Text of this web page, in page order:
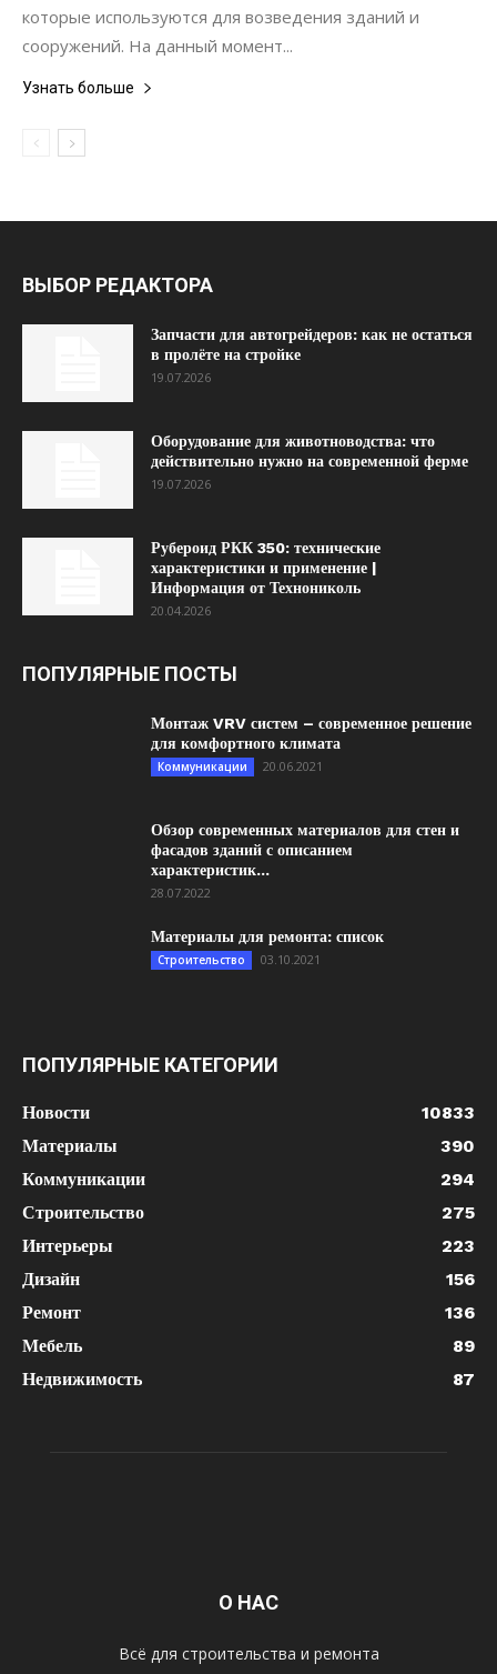
которые используются для возведения зданий и
сооружений. На данный момент...
Узнать больше
ВЫБОР РЕДАКТОРА
Запчасти для автогрейдеров: как не остаться
в пролёте на стройке
19.07.2026
Оборудование для животноводства: что
действительно нужно на современной ферме
19.07.2026
Рубероид РКК 350: технические
характеристики и применение |
Информация от Технониколь
20.04.2026
ПОПУЛЯРНЫЕ ПОСТЫ
Монтаж VRV систем – современное решение
для комфортного климата
Коммуникации 20.06.2021
Обзор современных материалов для стен и
фасадов зданий с описанием
характеристик...
28.07.2022
Материалы для ремонта: список
Строительство 03.10.2021
ПОПУЛЯРНЫЕ КАТЕГОРИИ
Новости
10833
Материалы
390
Коммуникации
294
Строительство
275
Интерьеры
223
Дизайн
156
Ремонт
136
Мебель
89
Недвижимость
87
О НАС
Всё для строительства и ремонта